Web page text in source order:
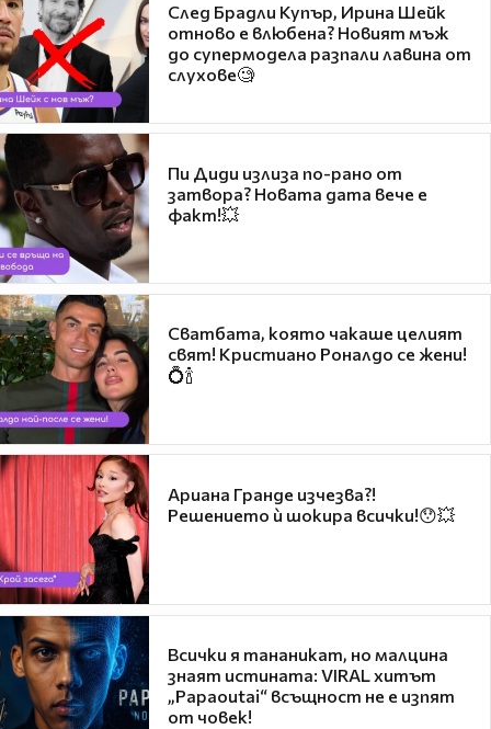
След Брадли Купър, Ирина Шейк
отново е влюбена? Новият мъж
до супермодела разпали лавина от
слухове🧐
Пи Диди излиза по-рано от
затвора? Новата дата вече е
факт!💥
Сватбата, която чакаше целият
свят! Кристиано Роналдо се жени!
💍🍾
Ариана Гранде изчезва?!
Решението ѝ шокира всички!😯💥
Всички я тананикат, но малцина
знаят истината: VIRAL хитът
„Papaoutai“ всъщност не е изпят
от човек!